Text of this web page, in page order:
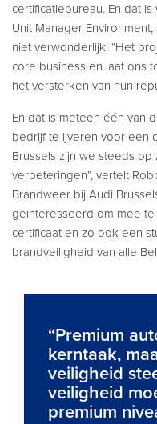
certificatiebureau. En dat
Unit Manager
niet verwonderlijk. “Het
core business en laat ons
het versterken van hun
En dat is meteen één van
bedrijf te ijveren voor een
Brussels zijn we steeds
verbeteringen”, vertelt
Brandweer bij Audi
geïnteresseerd om mee
certificaat en zo ook een
brandveiligheid van alle
“Premium
kerntaak,
veiligheid
veiligheid
premium